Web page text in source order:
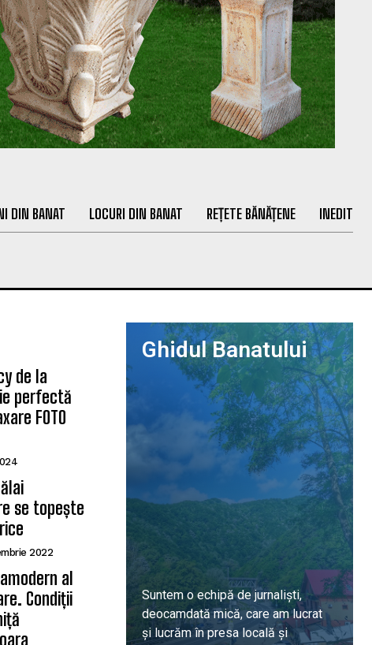
DIN BANAT LOCURI DIN BANAT REȚETE BĂNĂȚENE INEDIT
de la
perfectă
FOTO
se topește
2022
al
Condiții
Ghidul Banatului
Suntem o echipă de jurnaliști,
deocamdată mică, care am lucrat
și lucrăm în presa locală și